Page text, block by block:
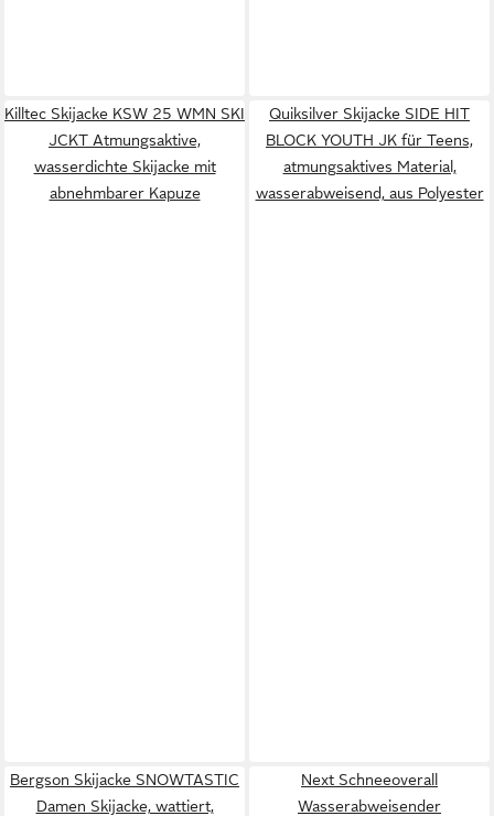
Killtec Skijacke KSW 25 WMN SKI
JCKT Atmungsaktive,
wasserdichte Skijacke mit
abnehmbarer Kapuze
Quiksilver Skijacke SIDE HIT
BLOCK YOUTH JK für Teens,
atmungsaktives Material,
wasserabweisend, aus Polyester
Bergson Skijacke SNOWTASTIC
Damen Skijacke, wattiert,
Next Schneeoverall
Wasserabweisender